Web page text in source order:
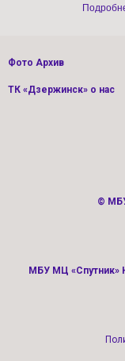
Фото Архив
ТК «Дзержинск» о нас
©
МБУ МЦ «Спутник»